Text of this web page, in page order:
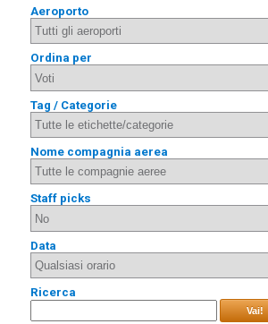
Aeroporto
Ordina per
Tag / Categorie
Nome compagnia aerea
Staff picks
Data
Ricerca
Vai!